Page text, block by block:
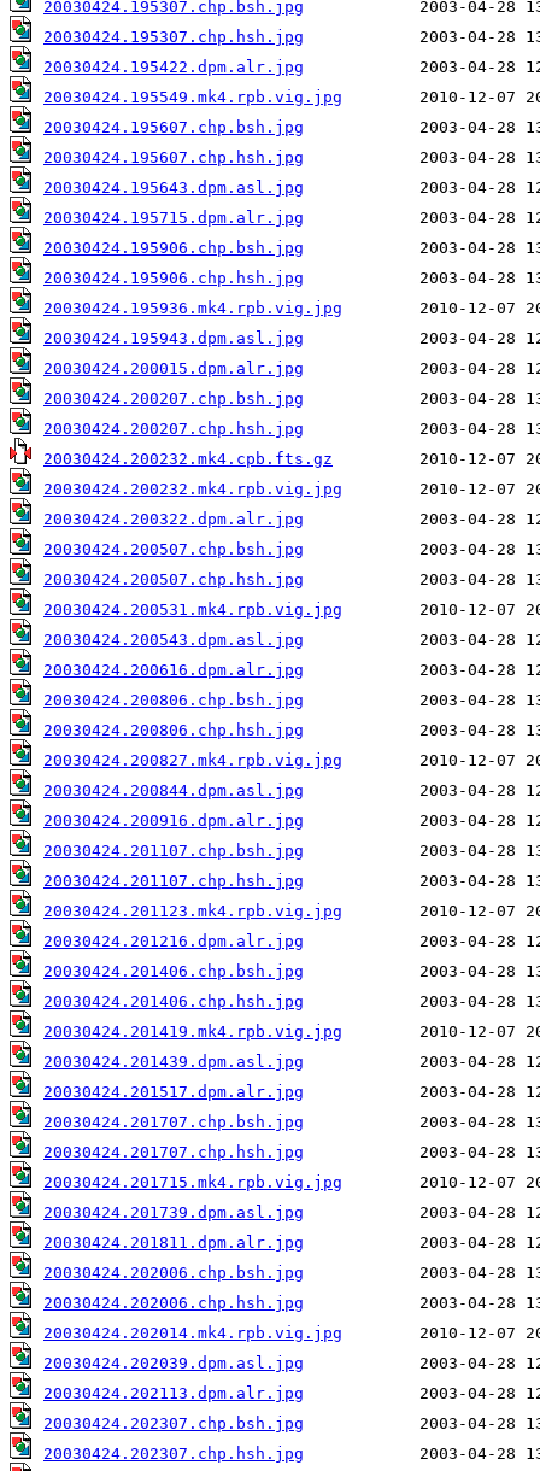
20030424.195307.chp.bsh.jpg
20030424.195307.chp.hsh.jpg
20030424.195422.dpm.alr.jpg
20030424.195549.mk4.rpb.vig.jpg
20030424.195607.chp.bsh.jpg
20030424.195607.chp.hsh.jpg
20030424.195643.dpm.asl.jpg
20030424.195715.dpm.alr.jpg
20030424.195906.chp.bsh.jpg
20030424.195906.chp.hsh.jpg
20030424.195936.mk4.rpb.vig.jpg
20030424.195943.dpm.asl.jpg
20030424.200015.dpm.alr.jpg
20030424.200207.chp.bsh.jpg
20030424.200207.chp.hsh.jpg
20030424.200232.mk4.cpb.fts.gz
20030424.200232.mk4.rpb.vig.jpg
20030424.200322.dpm.alr.jpg
20030424.200507.chp.bsh.jpg
20030424.200507.chp.hsh.jpg
20030424.200531.mk4.rpb.vig.jpg
20030424.200543.dpm.asl.jpg
20030424.200616.dpm.alr.jpg
20030424.200806.chp.bsh.jpg
20030424.200806.chp.hsh.jpg
20030424.200827.mk4.rpb.vig.jpg
20030424.200844.dpm.asl.jpg
20030424.200916.dpm.alr.jpg
20030424.201107.chp.bsh.jpg
20030424.201107.chp.hsh.jpg
20030424.201123.mk4.rpb.vig.jpg
20030424.201216.dpm.alr.jpg
20030424.201406.chp.bsh.jpg
20030424.201406.chp.hsh.jpg
20030424.201419.mk4.rpb.vig.jpg
20030424.201439.dpm.asl.jpg
20030424.201517.dpm.alr.jpg
20030424.201707.chp.bsh.jpg
20030424.201707.chp.hsh.jpg
20030424.201715.mk4.rpb.vig.jpg
20030424.201739.dpm.asl.jpg
20030424.201811.dpm.alr.jpg
20030424.202006.chp.bsh.jpg
20030424.202006.chp.hsh.jpg
20030424.202014.mk4.rpb.vig.jpg
20030424.202039.dpm.asl.jpg
20030424.202113.dpm.alr.jpg
20030424.202307.chp.bsh.jpg
20030424.202307.chp.hsh.jpg